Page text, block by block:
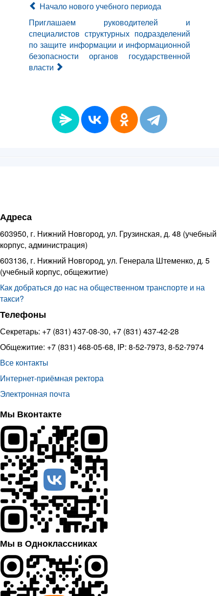
Начало нового учебного периода
Приглашаем руководителей и
специалистов структурных подразделений
по защите информации и информационной
безопасности органов государственной
власти
Адреса
603950, г. Нижний Новгород, ул. Грузинская, д. 48 (учебный
корпус, администрация)
603136, г. Нижний Новгород, ул. Генерала Штеменко, д. 5
(учебный корпус, общежитие)
Как добраться до нас на общественном транспорте и на
такси?
Телефоны
Секретарь: +7 (831) 437-08-30, +7 (831) 437-42-28
Общежитие: +7 (831) 468-05-68, IP: 8-52-7973, 8-52-7974
Все контакты
Интернет-приёмная ректора
Электронная почта
Мы Вконтакте
Мы в Одноклассниках